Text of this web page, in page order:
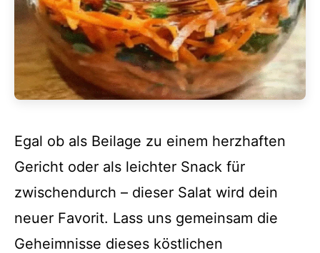
Egal ob als Beilage zu einem herzhaften
Gericht oder als leichter Snack für
zwischendurch – dieser Salat wird dein
neuer Favorit. Lass uns gemeinsam die
Geheimnisse dieses köstlichen